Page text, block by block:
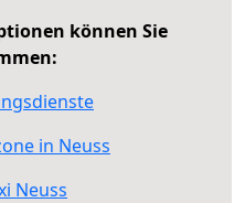
können Sie
in Neuss
Neuss